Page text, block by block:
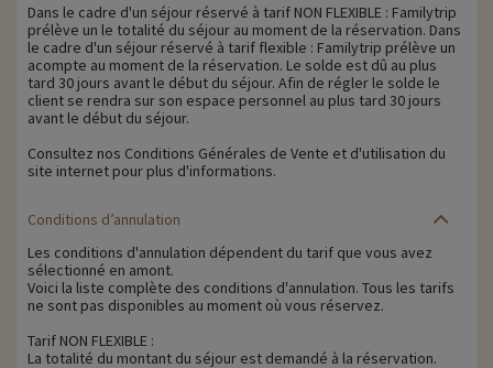
Dans le cadre d'un séjour réservé à tarif NON FLEXIBLE : Familytrip
prélève un le totalité du séjour au moment de la réservation. Dans
le cadre d'un séjour réservé à tarif flexible : Familytrip prélève un
acompte au moment de la réservation. Le solde est dû au plus
tard 30 jours avant le début du séjour. Afin de régler le solde le
client se rendra sur son espace personnel au plus tard 30 jours
avant le début du séjour.
Consultez nos Conditions Générales de Vente et d'utilisation du
site internet pour plus d'informations.
Conditions d’annulation
Les conditions d'annulation dépendent du tarif que vous avez
sélectionné en amont.
Voici la liste complète des conditions d'annulation. Tous les tarifs
ne sont pas disponibles au moment où vous réservez.
Tarif NON FLEXIBLE :
La totalité du montant du séjour est demandé à la réservation.